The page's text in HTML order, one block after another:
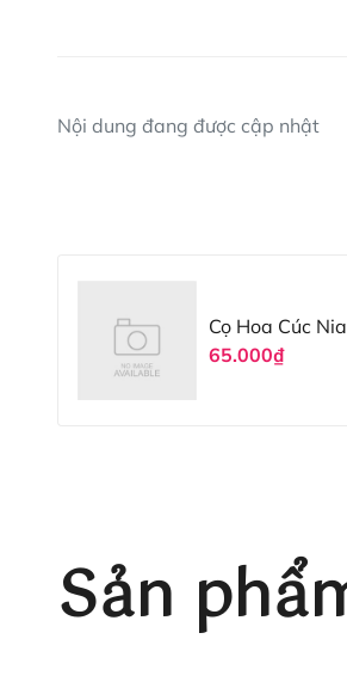
Nội dung đang được cập nhật
Cọ Hoa Cúc
65.000₫
Sản